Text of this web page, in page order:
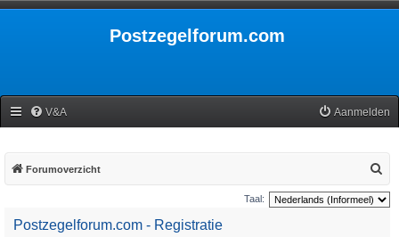
Postzegelforum.com
V&A Aanmelden
Forumoverzicht
o
e
Taal:
Postzegelforum.com - Registratie